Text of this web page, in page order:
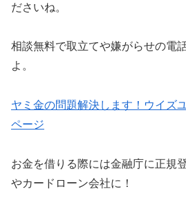
ださいね。
相談無料で取立てや嫌がらせの電
よ。
ヤミ金の問題解決します！ウイズ
ページ
お金を借りる際には金融庁に正規
やカードローン会社に！